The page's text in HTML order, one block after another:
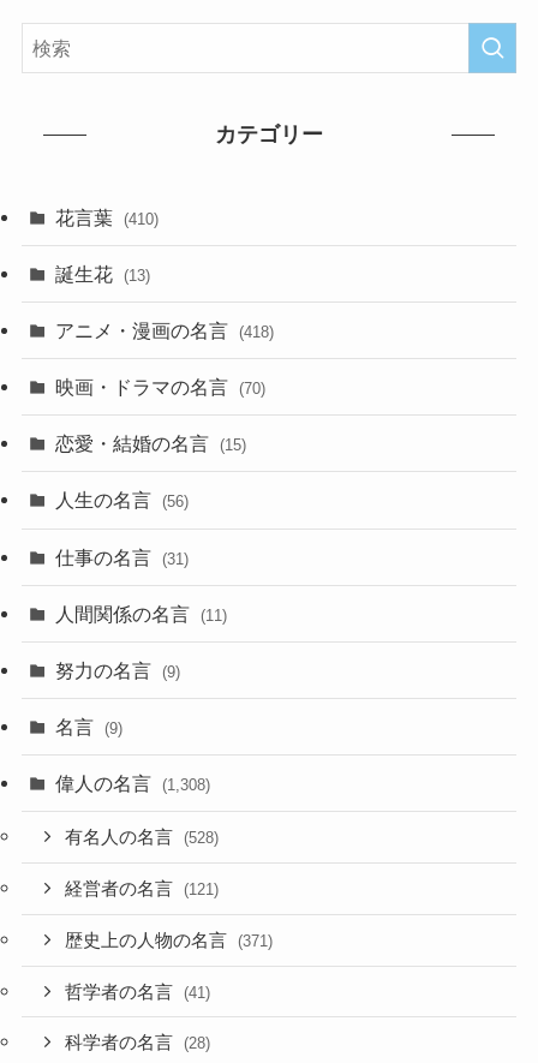
カテゴリー
花言葉 (410)
誕生花 (13)
アニメ・漫画の名言 (418)
映画・ドラマの名言 (70)
恋愛・結婚の名言 (15)
人生の名言 (56)
仕事の名言 (31)
人間関係の名言 (11)
努力の名言 (9)
名言 (9)
偉人の名言 (1,308)
有名人の名言 (528)
経営者の名言 (121)
歴史上の人物の名言 (371)
哲学者の名言 (41)
科学者の名言 (28)